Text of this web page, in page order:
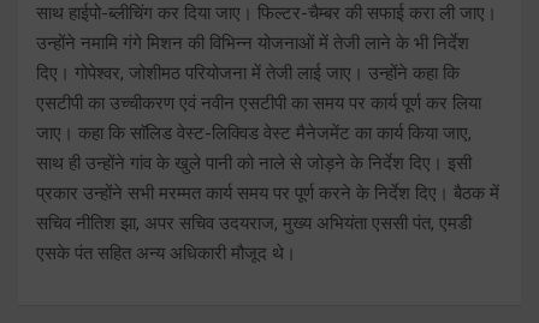
साथ हाईपो-ब्लीचिंग कर दिया जाए। फिल्टर-चैम्बर की सफाई करा ली जाए।
उन्होंने नमामि गंगे मिशन की विभिन्न योजनाओं में तेजी लाने के भी निर्देश
दिए। गोपेश्वर, जोशीमठ परियोजना में तेजी लाई जाए। उन्होंने कहा कि
एसटीपी का उच्चीकरण एवं नवीन एसटीपी का समय पर कार्य पूर्ण कर लिया
जाए। कहा कि साॅलिड वेस्ट-लिक्विड वेस्ट मैनेजमेंट का कार्य किया जाए,
साथ ही उन्होंने गांव के खुले पानी को नाले से जोड़ने के निर्देश दिए। इसी
प्रकार उन्होंने सभी मरम्मत कार्य समय पर पूर्ण करने के निर्देश दिए। बैठक में
सचिव नीतिश झा, अपर सचिव उदयराज, मुख्य अभियंता एससी पंत, एमडी
एसके पंत सहित अन्य अधिकारी मौजूद थे।